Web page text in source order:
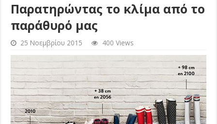
Παρατηρώντας το κλίμα από το
παράθυρό μας
25 Νοεμβρίου 2015 400 Views